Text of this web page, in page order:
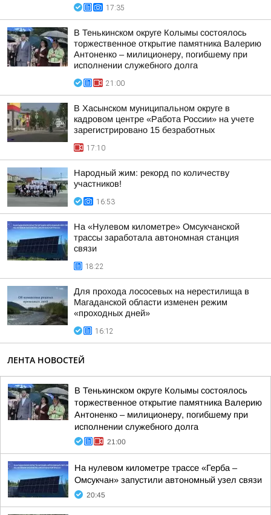
17:35
В Тенькинском округе Колымы состоялось
торжественное открытие памятника Валерию
Антоненко – милиционеру, погибшему при
исполнении служебного долга
21:00
В Хасынском муниципальном округе в
кадровом центре «Работа России» на учете
зарегистрировано 15 безработных
17:10
Народный жим: рекорд по количеству
участников!
16:53
На «Нулевом километре» Омсукчанской
трассы заработала автономная станция
связи
18:22
Для прохода лососевых на нерестилища в
Магаданской области изменен режим
«проходных дней»
16:12
ЛЕНТА НОВОСТЕЙ
В Тенькинском округе Колымы состоялось
торжественное открытие памятника Валерию
Антоненко – милиционеру, погибшему при
исполнении служебного долга
21:00
На нулевом километре трассе «Герба –
Омсукчан» запустили автономный узел связи
20:45